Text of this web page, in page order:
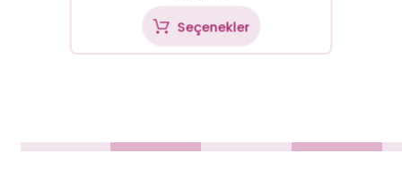
Seçenekler